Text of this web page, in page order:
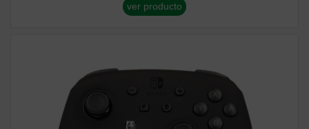
ver producto